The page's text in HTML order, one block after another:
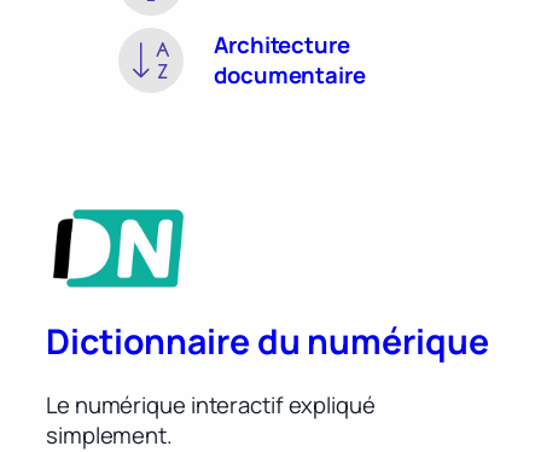
Architecture
documentaire
Dictionnaire du numérique
Le numérique interactif expliqué
simplement.